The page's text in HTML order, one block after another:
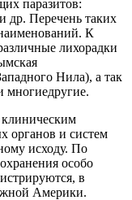
паразитов:
др. Перечень таких
К
лихорадки
Нила), а так
многиедругие.
клиническим
органов и систем
исходу. По
особо
в
Америки.